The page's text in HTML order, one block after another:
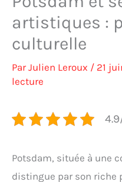
artistiques :
culturelle
ParJulien Leroux / 21
lecture
Potsdam, située à une
distingue par son